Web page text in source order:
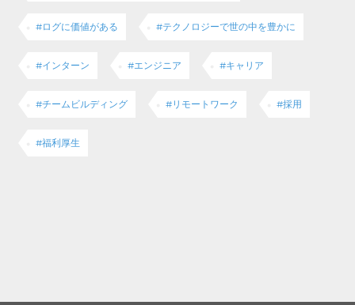
#ログに価値がある #テクノロジーで世の中を豊かに
#インターン #エンジニア #キャリア
#チームビルディング #リモートワーク #採用
#福利厚生